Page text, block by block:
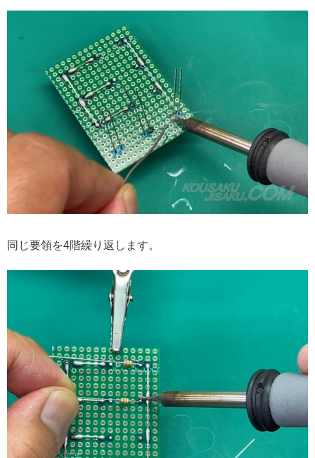
同じ要領を4階繰り返します。